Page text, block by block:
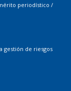
periodístico /
gestión de riesgos